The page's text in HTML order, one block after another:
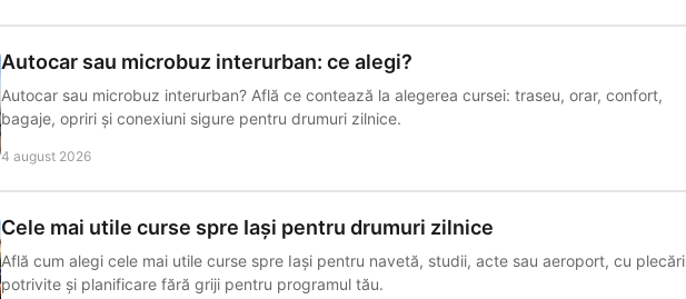
Autocar sau microbuz interurban: ce alegi?
Autocar sau microbuz interurban? Află ce contează la alegerea cursei: traseu, orar, confort,
bagaje, opriri și conexiuni sigure pentru drumuri zilnice.
4 august 2026
Cele mai utile curse spre Iași pentru drumuri zilnice
Află cum alegi cele mai utile curse spre Iași pentru navetă, studii, acte sau aeroport, cu plecări
potrivite și planificare fără griji pentru programul tău.